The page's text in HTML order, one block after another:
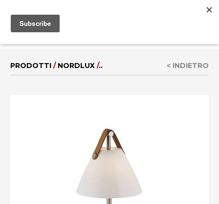
PRODOTTI / NORDLUX /.. < INDIETRO